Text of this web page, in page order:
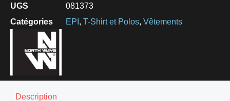
UGS
081373
Catégories
EPI T-Shirt et Polos Vêtements
Description